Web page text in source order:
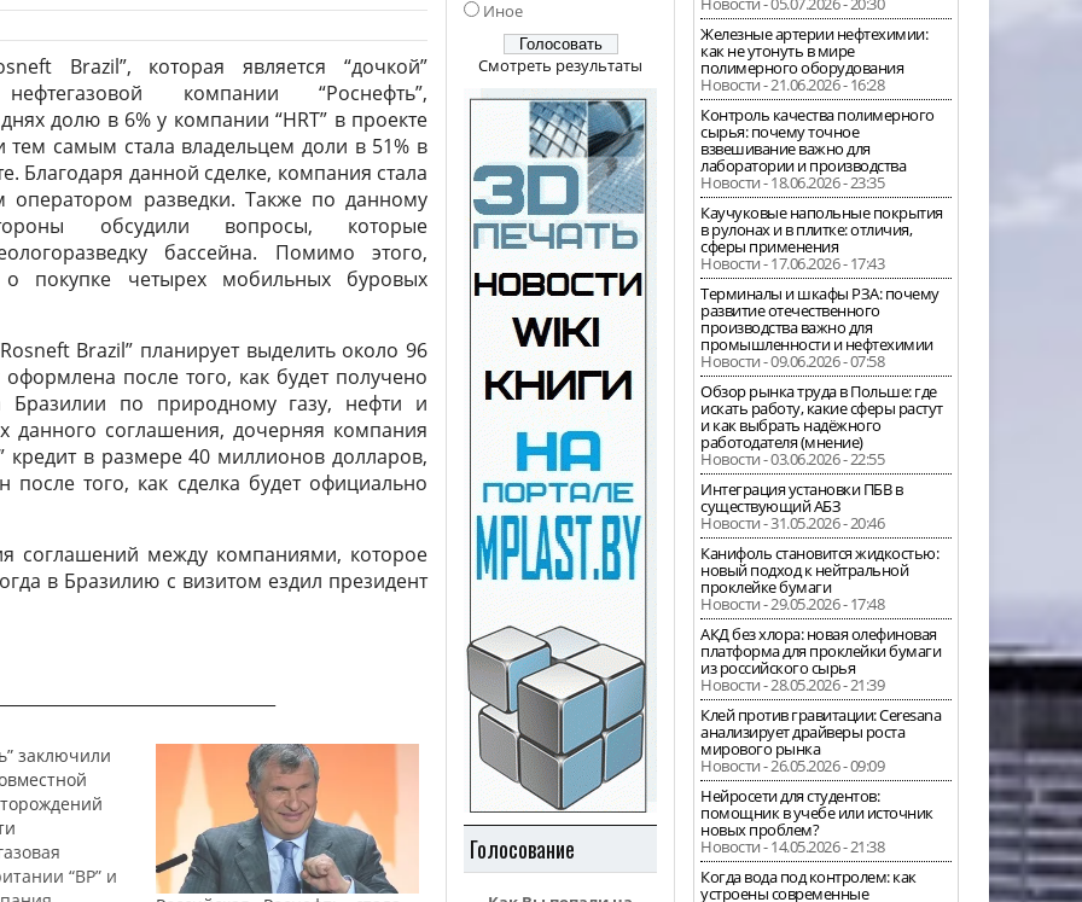
Brazil”, которая является “дочкой”
компании “Роснефть”,
долю в 6% у компании “HRT” в проекте
тем самым стала владельцем доли в 51% в
Благодаря данной сделке, компания стала
оператором разведки. Также по данному
обсудили вопросы, которые
бассейна. Помимо этого,
о покупке четырех мобильных буровых
Brazil” планирует выделить около 96
после того, как будет получено
Бразилии по природному газу, нефти и
данного соглашения, дочерняя компания
кредит в размере 40 миллионов долларов,
того, как сделка будет официально
соглашений между компаниями, которое
в Бразилию с визитом ездил президент
заключили
“BP” и
Иное
Смотреть результаты
Голосование
Железные артерии нефтехимии:
как не утонуть в мире
полимерного оборудования
Новости - 21.06.2026 - 16:28
Контроль качества полимерного
сырья: почему точное
взвешивание важно для
лаборатории и производства
Новости - 18.06.2026 - 23:35
Каучуковые напольные покрытия
в рулонах и в плитке: отличия,
сферы применения
Новости - 17.06.2026 - 17:43
Терминалы и шкафы РЗА: почему
развитие отечественного
производства важно для
промышленности и нефтехимии
Новости - 09.06.2026 - 07:58
Обзор рынка труда в Польше: где
искать работу, какие сферы растут
и как выбрать надёжного
работодателя (мнение)
Новости - 03.06.2026 - 22:55
Интеграция установки ПБВ в
существующий АБЗ
Новости - 31.05.2026 - 20:46
Канифоль становится жидкостью:
новый подход к нейтральной
проклейке бумаги
Новости - 29.05.2026 - 17:48
АКД без хлора: новая олефиновая
платформа для проклейки бумаги
из российского сырья
Новости - 28.05.2026 - 21:39
Клей против гравитации: Ceresana
анализирует драйверы роста
мирового рынка
Новости - 26.05.2026 - 09:09
Нейросети для студентов:
помощник в учебе или источник
новых проблем?
Новости - 14.05.2026 - 21:38
Когда вода под контролем: как
устроены современные